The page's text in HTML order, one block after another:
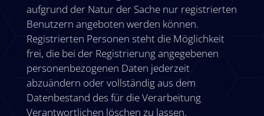
aufgrund der Natur der Sache nur registrierten
Benutzern angeboten werden können.
Registrierten Personen steht die Möglichkeit
frei, die bei der Registrierung angegebenen
personenbezogenen Daten jederzeit
abzuändern oder vollständig aus dem
Datenbestand des für die Verarbeitung
Verantwortlichen löschen zu lassen.